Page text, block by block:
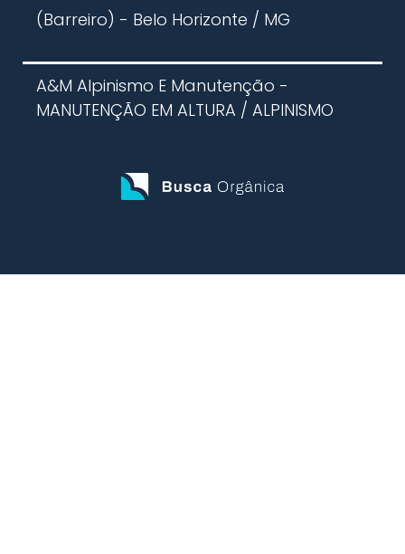
(Barreiro) - Belo Horizonte / MG
A&M Alpinismo E Manutenção -
MANUTENÇÃO EM ALTURA / ALPINISMO